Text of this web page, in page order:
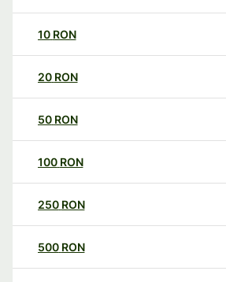
10 RON
20 RON
50 RON
100 RON
250 RON
500 RON